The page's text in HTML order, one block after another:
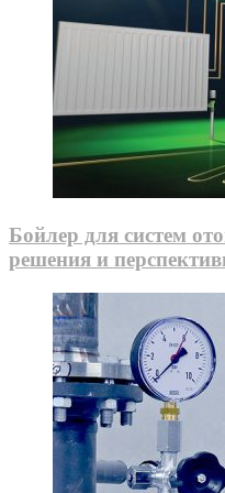
Бойлер для систем
решения и